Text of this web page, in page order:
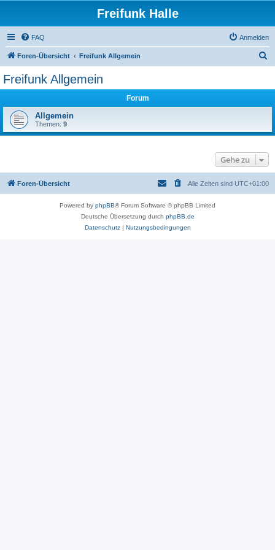
Freifunk Halle
FAQ Anmelden
Foren-Übersicht Freifunk Allgemein
Freifunk Allgemein
Forum
Allgemein
Themen: 9
Gehe zu
Foren-Übersicht Alle Zeiten sind UTC+01:00
Powered by phpBB® Forum Software © phpBB Limited
Deutsche Übersetzung durch phpBB.de
Datenschutz| Nutzungsbedingungen